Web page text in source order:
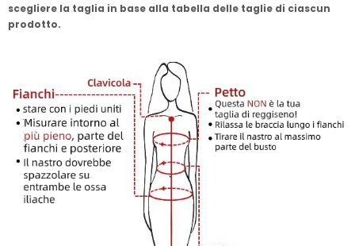
scegliere la taglia in base alla tabella delle taglie di ciascun
prodotto.